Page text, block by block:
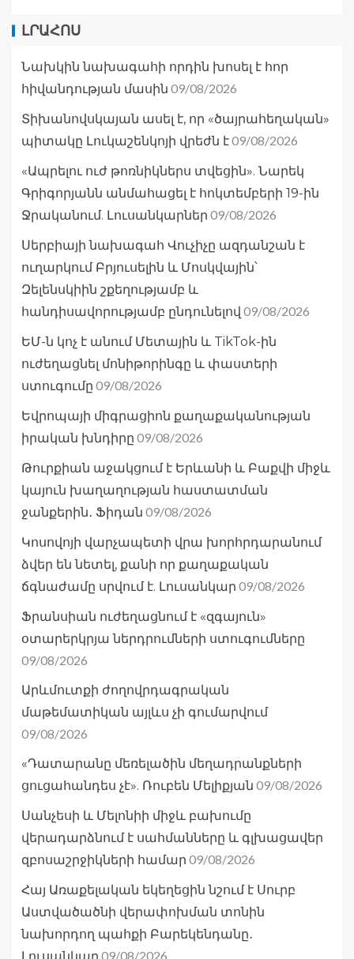
ԼՐԱՀՈՍ
Նախկին նախագահի որդին խոսել է հոր
հիվանդության մասին 09/08/2026
Տիխանովսկայան ասել է, որ «ծայրահեղական»
պիտակը Լուկաշենկոյի վրեժն է09/08/2026
«Ապրելու ուժ թոռնիկներս տվեցին». Նարեկ
Գրիգորյանն անմահացել է հոկտեմբերի 19-ին
Ջրականում. Լուսանկարներ 09/08/2026
Սերբիայի նախագահ Վուչիչը ազդանշան է
ուղարկում Բրյուսելին և Մոսկվային՝
Զելենսկիին շքեղությամբ և
հանդիսավորությամբ ընդունելով 09/08/2026
ԵՄ-ն կոչ է անում Մետային և TikTok-ին
ուժեղացնել մոնիթորինգը և փաստերի
ստուգումը 09/08/2026
Եվրոպայի միգրացիոն քաղաքականության
իրական խնդիրը 09/08/2026
Թուրքիան աջակցում է Երևանի և Բաքվի միջև
կայուն խաղաղության հաստատման
ջանքերին․ Ֆիդան 09/08/2026
Կոսովոյի վարչապետի վրա խորհրդարանում
ձվեր են նետել, քանի որ քաղաքական
ճգնաժամը սրվում է. Լուսանկար 09/08/2026
Ֆրանսիան ուժեղացնում է «զգայուն»
օտարերկրյա ներդրումների ստուգումները
09/08/2026
Արևմուտքի ժողովրդագրական
մաթեմատիկան այլևս չի գումարվում
09/08/2026
«Դատարանը մեռելածին մեղադրանքների
ցուցահանդես չէ». Ռուբեն Մելիքյան 09/08/2026
Սանչեսի և Մելոնիի միջև բախումը
վերադարձնում է սահմանները և գլխացավեր
զբոսաշրջիկների համար 09/08/2026
Հայ Առաքելական եկեղեցին նշում է Սուրբ
Աստվածածնի վերափոխման տոնին
նախորդող պահքի Բարեկենդանը․
09/08/2026